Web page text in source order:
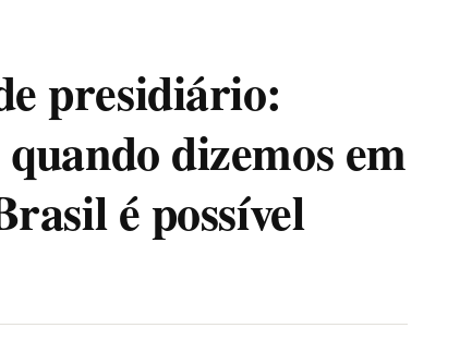
presidiário:
dizemos em
é possível